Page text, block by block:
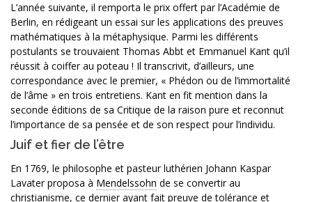
L’année suivante, il remporta le prix offert par l’Académie de
Berlin, en rédigeant un essai sur les applications des preuves
mathématiques à la métaphysique. Parmi les différents
postulants se trouvaient Thomas Abbt et Emmanuel Kant qu’il
réussit à coiffer au poteau ! Il transcrivit, d’ailleurs, une
correspondance avec le premier, « Phédon ou de l’immortalité
de l’âme » en trois entretiens. Kant en fit mention dans la
seconde éditions de sa Critique de la raison pure et reconnut
l’importance de sa pensée et de son respect pour l’individu.
Juif et fier de l’être
En 1769, le philosophe et pasteur luthérien Johann Kaspar
Lavater proposa à Mendelssohn de se convertir au
christianisme, ce dernier ayant fait preuve de tolérance et